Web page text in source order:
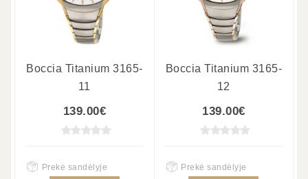
Boccia Titanium 3165-
11
139.00€
Prekė sandėlyje
Boccia Titanium 3165-
12
139.00€
Prekė sandėlyje